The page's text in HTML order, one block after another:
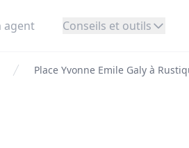
agent Conseils et outils
Place Yvonne Emile Galy à